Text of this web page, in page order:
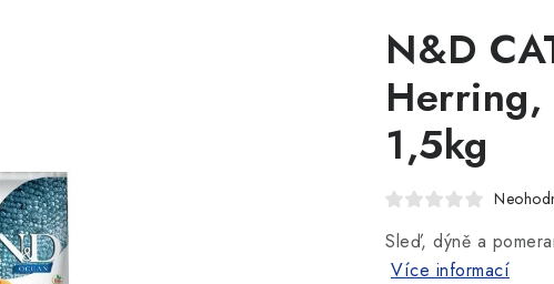
N&D
Herring,
1,5kg
Sleď, dýně a
Více informací